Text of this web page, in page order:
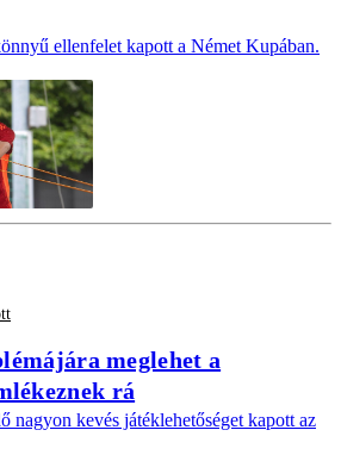
ellenfelet kapott a Német Kupában.
meglehet a
rá
nagyon kevés játéklehetőséget kapott az